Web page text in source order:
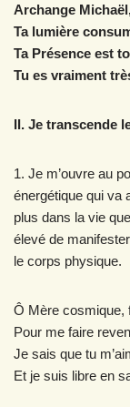
Archange
Ta lumière
Ta Présence est
Tu es vraiment
II. Je transcende
1. Je m’ouvre au
énergétique qui va
plus dans la vie
élevé de
le corps physique.
Ô Mère cosmique,
Pour me faire
Je sais que tu
Et je suis libre en